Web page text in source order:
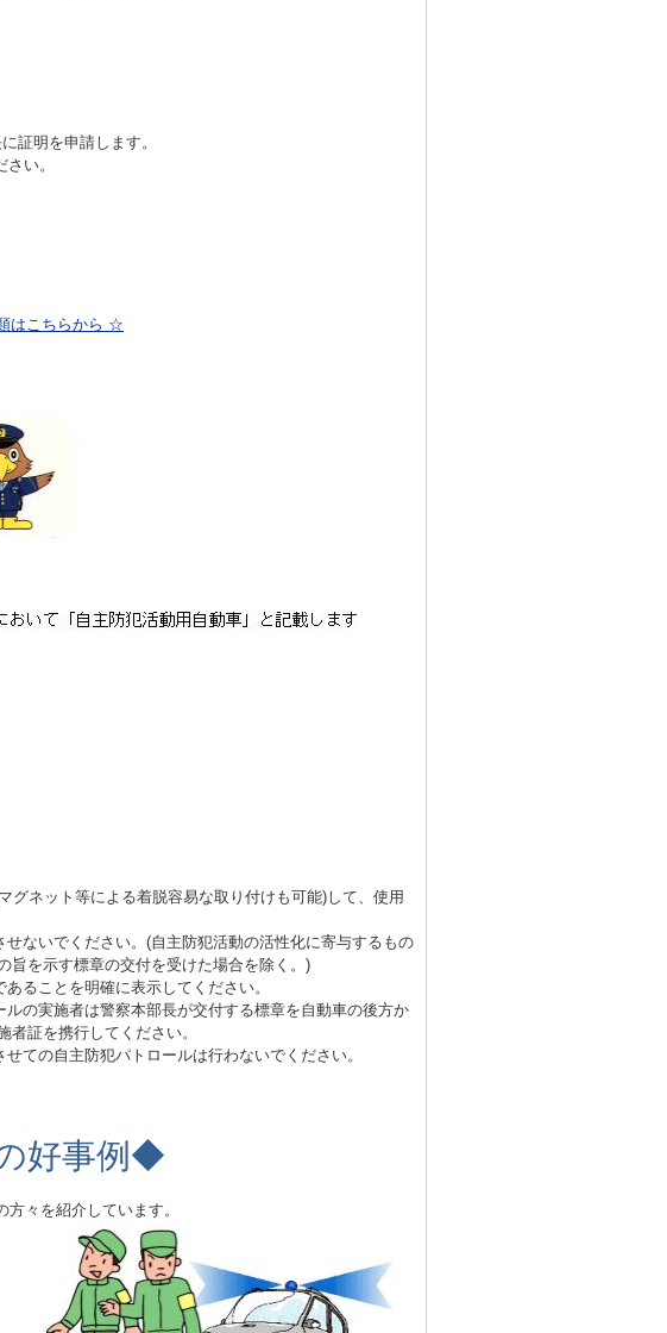
証明を申請します。
い。
はこちらから ☆
ネット等による着脱容易な取り付けも可能)して、使用
ないでください。(自主防犯活動の活性化に寄与するもの
旨を示す標章の交付を受けた場合を除く。)
ることを明確に表示してください。
の実施者は警察本部長が交付する標章を自動車の後方か
証を携行してください。
ての自主防犯パトロールは行わないでください。
好事例◆
々を紹介しています。